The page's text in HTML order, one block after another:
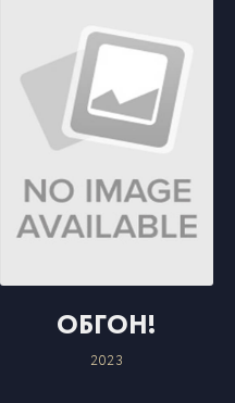
ОБГОН!
2023